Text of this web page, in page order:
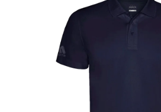
hvězdiček.